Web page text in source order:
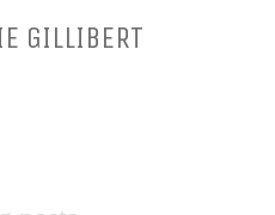
GILLIBERT